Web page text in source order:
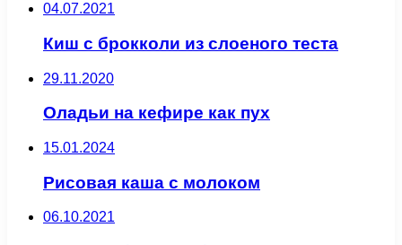
04.07.2021
Киш с брокколи из слоеного теста
29.11.2020
Оладьи на кефире как пух
15.01.2024
Рисовая каша с молоком
06.10.2021